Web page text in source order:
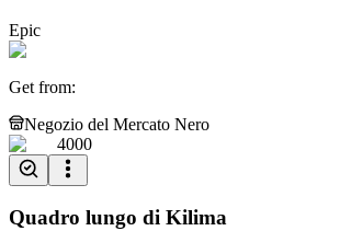
Epic
Get from:
Negozio del Mercato Nero
4000
Quadro lungo di Kilima